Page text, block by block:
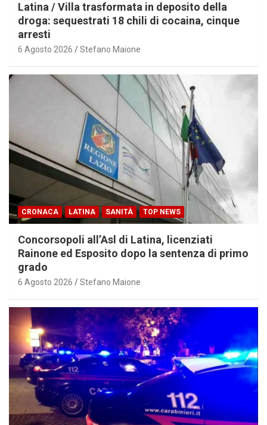
Latina / Villa trasformata in deposito della
droga: sequestrati 18 chili di cocaina, cinque
arresti
6 Agosto 2026 Stefano Maione
CRONACA LATINA SANITÀ TOP NEWS
Concorsopoli all’Asl di Latina, licenziati
Rainone ed Esposito dopo la sentenza di primo
grado
6 Agosto 2026 Stefano Maione